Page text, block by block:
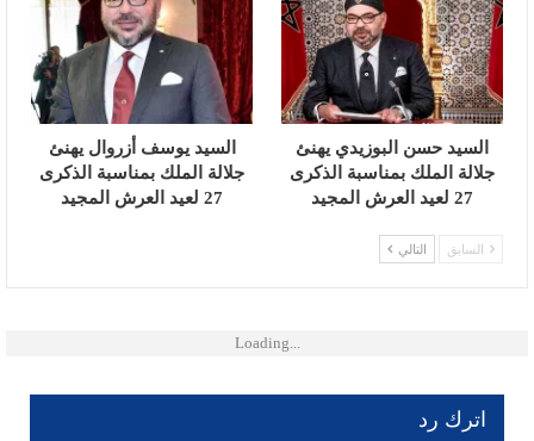
السيد حسن البوزيدي يهنئ
جلالة الملك بمناسبة الذكرى
27 لعيد العرش المجيد
السيد يوسف أزروال يهنئ
جلالة الملك بمناسبة الذكرى
27 لعيد العرش المجيد
السابق التالي
Loading...
اترك رد